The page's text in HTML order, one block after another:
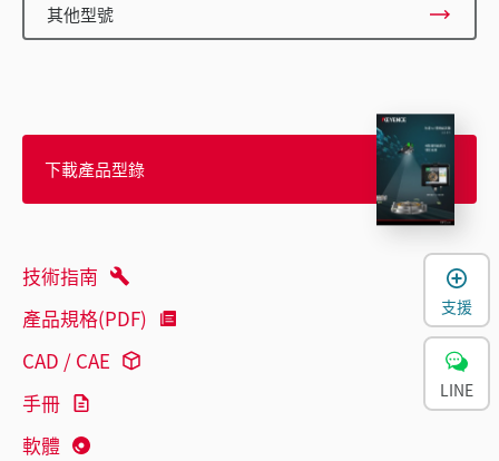
其他型號
下載產品型錄
技術指南
產品規格(PDF)
CAD / CAE
手冊
軟體
支援
LINE